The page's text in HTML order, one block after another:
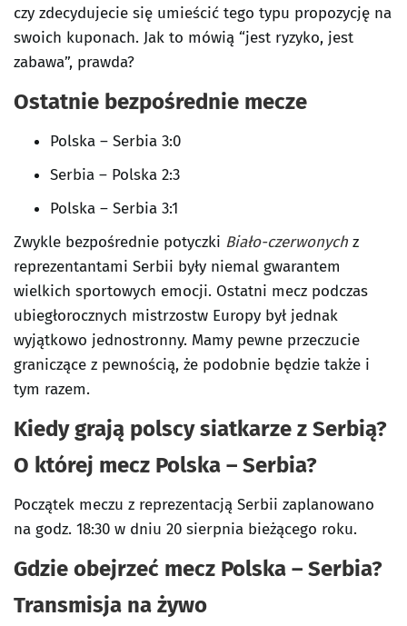
czy zdecydujecie się umieścić tego typu propozycję na
swoich kuponach. Jak to mówią “jest ryzyko, jest
zabawa”, prawda?
Ostatnie bezpośrednie mecze
Polska – Serbia 3:0
Serbia – Polska 2:3
Polska – Serbia 3:1
Zwykle bezpośrednie potyczki Biało-czerwonych z
reprezentantami Serbii były niemal gwarantem
wielkich sportowych emocji. Ostatni mecz podczas
ubiegłorocznych mistrzostw Europy był jednak
wyjątkowo jednostronny. Mamy pewne przeczucie
graniczące z pewnością, że podobnie będzie także i
tym razem.
Kiedy grają polscy siatkarze z Serbią?
O której mecz Polska – Serbia?
Początek meczu z reprezentacją Serbii zaplanowano
na godz. 18:30 w dniu 20 sierpnia bieżącego roku.
Gdzie obejrzeć mecz Polska – Serbia?
Transmisja na żywo